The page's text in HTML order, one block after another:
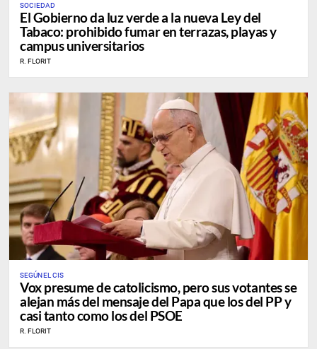
SOCIEDAD
El Gobierno da luz verde a la nueva Ley del
Tabaco: prohibido fumar en terrazas, playas y
campus universitarios
R. FLORIT
SEGÚN EL CIS
Vox presume de catolicismo, pero sus votantes se
alejan más del mensaje del Papa que los del PP y
casi tanto como los del PSOE
R. FLORIT